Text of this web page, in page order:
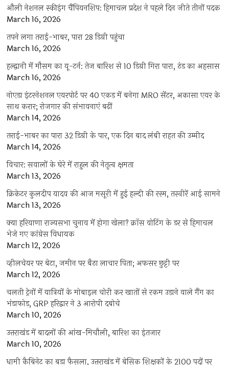
औली नेशनल स्कीइंग चैंपियनशिप: हिमाचल प्रदेश ने पहले दिन जीते तीनों पदक
March 16, 2026
तपने लगा तराई-भाबर, पारा 28 डिग्री पहुंचा
March 16, 2026
हल्द्वानी में मौसम का यू-टर्न: तेज बारिश से 10 डिग्री गिरा पारा, ठंड का अहसास
March 16, 2026
नोएडा इंटरनेशनल एयरपोर्ट पर 40 एकड़ में बनेगा MRO सेंटर, अकासा एयर के
साथ करार; रोजगार की संभावनाएं बढ़ीं
March 14, 2026
तराई-भाबर का पारा 32 डिग्री के पार, एक दिन बाद लंबी राहत की उम्मीद
March 14, 2026
विचार: सवालों के घेरे में राहुल की नेतृत्व क्षमता
March 13, 2026
क्रिकेटर कुलदीप यादव की आज मसूरी में हुई हल्दी की रस्म, तस्वीरें आई सामने
March 13, 2026
क्या हरियाणा राज्यसभा चुनाव में होगा खेला? क्रॉस वोटिंग के डर से हिमाचल
भेजे गए कांग्रेस विधायक
March 12, 2026
व्हीलचेयर पर बेटा, जमीन पर बैठा लाचार पिता; अफसर छुट्टी पर
March 12, 2026
चलती ट्रेनों में यात्रियों के मोबाइल चोरी कर खातों से रकम उड़ाने वाले गैंग का
भंडाफोड़, GRP हरिद्वार ने 3 आरोपी दबोचे
March 10, 2026
उत्तराखंड में बादलों की आंख-मिचौली, बारिश का इंतजार
March 10, 2026
धामी कैबिनेट का बड़ा फैसला, उत्तराखंड में बेसिक शिक्षकों के 2100 पदों पर